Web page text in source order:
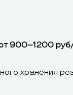
900–1200
хранения